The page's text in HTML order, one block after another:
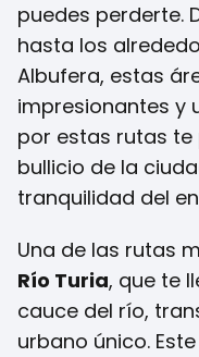
puedes perderte.
hasta los
Albufera, estas
impresionantes y
por estas rutas
bullicio de la
tranquilidad del
Una de las rutas
Río Turia, que te
cauce del río,
urbano único.